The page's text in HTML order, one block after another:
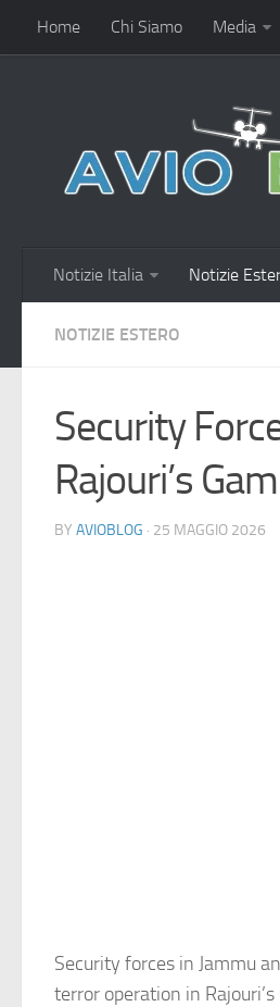
Home Chi Siamo Media
Notizie Italia Notizie
NOTIZIE ESTERO
Security
Rajouri’s
BY AVIOBLOG · 25 MAGGIO 2026
Security forces in Jammu
terror operation in